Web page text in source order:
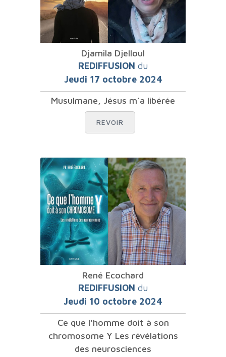
Djamila Djelloul
REDIFFUSION du
Jeudi 17 octobre 2024
Musulmane, Jésus m’a libérée
REVOIR
René Ecochard
REDIFFUSION du
Jeudi 10 octobre 2024
Ce que l'homme doit à son
chromosome Y Les révélations
des neurosciences